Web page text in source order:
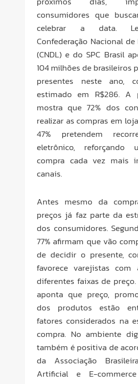
consumidores que
celebrar a data.
Confederação Nacional
(CNDL) e do SPC Brasil
104 milhões de brasileiros
presentes neste ano,
estimado em R$286. A
mostra que 72% dos
realizar as compras em
47% pretendem
eletrônico,
compra cada vez mais
canais.
Antes mesmo da
preços já faz parte da
dos consumidores.
77% afirmam que vão
de decidir o presente,
favorece varejistas
diferentes faixas de
aponta que preço,
dos produtos estão
fatores considerados na
compra. No ambiente
também é positiva de
da Associação
Artificial e E-